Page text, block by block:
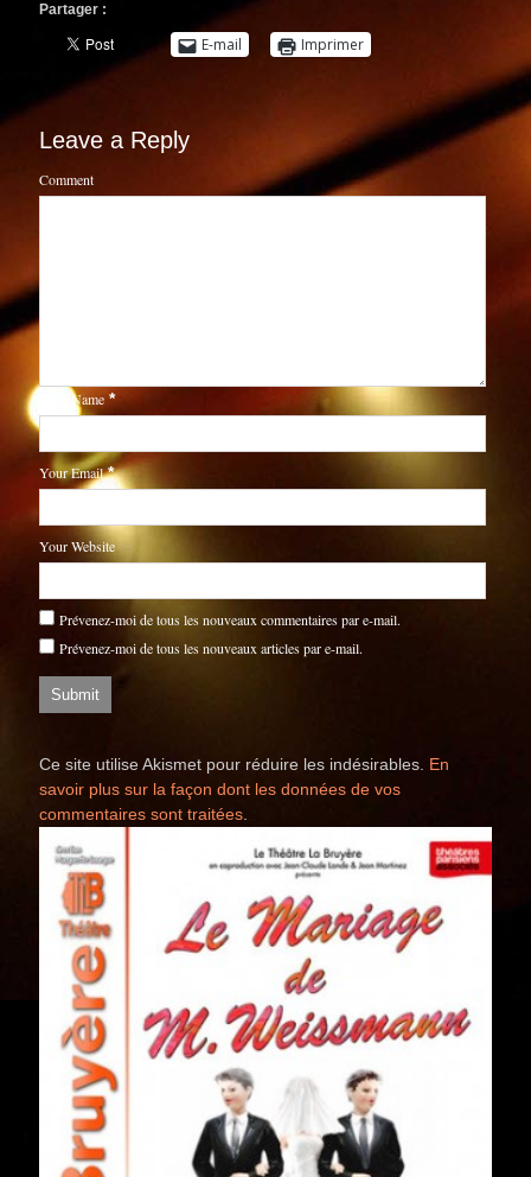
Partager :
E-mail Imprimer
Leave a Reply
Comment
Your Name *
Your Email *
Your Website
Prévenez-moi de tous les nouveaux commentaires par e-mail.
Prévenez-moi de tous les nouveaux articles par e-mail.
Ce site utilise Akismet pour réduire les indésirables. En
savoir plus sur la façon dont les données de vos
commentaires sont traitées.